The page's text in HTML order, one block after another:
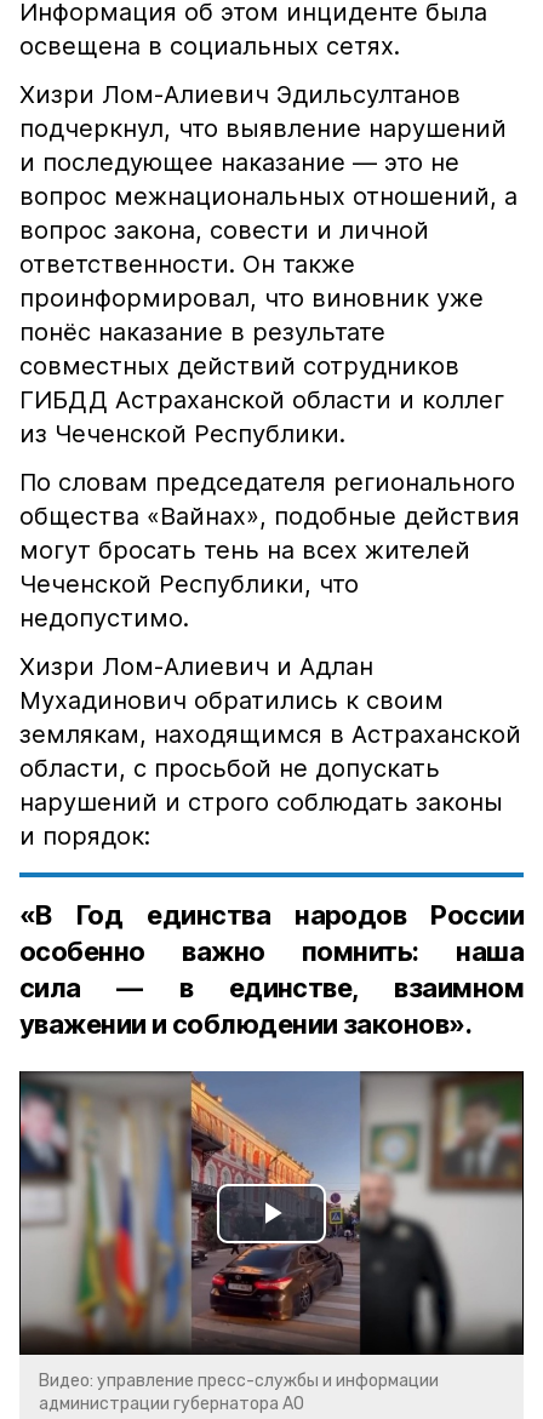
Информация об этом инциденте была
освещена в социальных сетях.
Хизри Лом-Алиевич Эдильсултанов
подчеркнул, что выявление нарушений
и последующее наказание — это не
вопрос межнациональных отношений, а
вопрос закона, совести и личной
ответственности. Он также
проинформировал, что виновник уже
понёс наказание в результате
совместных действий сотрудников
ГИБДД Астраханской области и коллег
из Чеченской Республики.
По словам председателя регионального
общества «Вайнах», подобные действия
могут бросать тень на всех жителей
Чеченской Республики, что
недопустимо.
Хизри Лом-Алиевич и Адлан
Мухадинович обратились к своим
землякам, находящимся в Астраханской
области, с просьбой не допускать
нарушений и строго соблюдать законы
и порядок:
«В Год единства народов России
особенно важно помнить: наша
сила — в единстве, взаимном
уважении и соблюдении законов».
Play
Video
Видео: управление пресс-службы и информации
администрации губернатора АО